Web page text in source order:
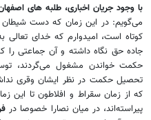
با وجود جریان اخباری، طلبه های
مى‌گويم: در اين زمان كه دست
كوتاه است، اميدوارم كه خداى
جاده حق نگاه داشته و آن جماعتى
حكمت خواندن مشغول مى‌گردند،
تحصيل حكمت در نظر ايشان وقرى
كه از زمان سقراط و افلاطون تا اين
پيراسته‌اند، در ميان نصارا خصوصا در